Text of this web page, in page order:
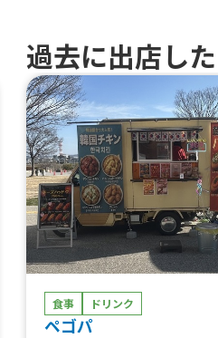
過去に出店し
食事 ドリンク
ペゴパ